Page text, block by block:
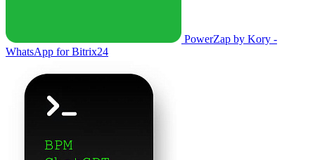
PowerZap by Kory -
WhatsApp for Bitrix24